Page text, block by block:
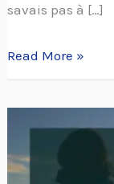
savais pas à […]
Read More »
pour